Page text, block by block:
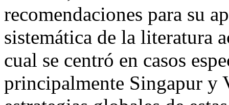
recomendaciones para su
sistemática de la literatura
cual se centró en casos
principalmente Singapur y